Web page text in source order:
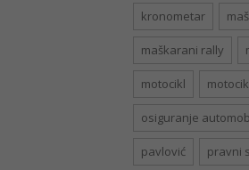
kronometar
maškarani rally
motocikl
osiguranje
pavlović pravni